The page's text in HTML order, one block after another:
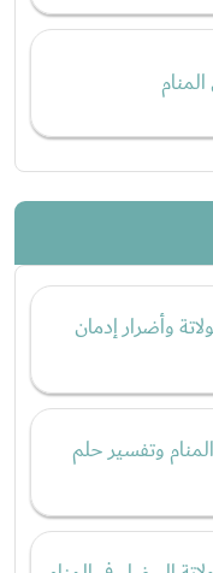
وأضرار إدمان
وتفسير حلم